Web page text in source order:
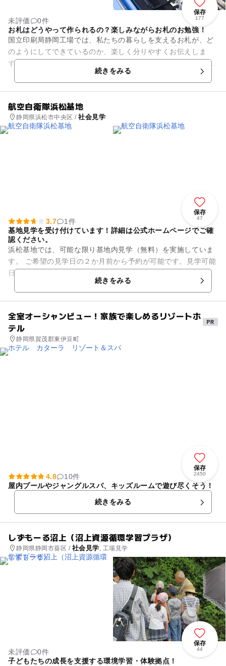
保存
177
未評価
0件
お札はどうやって作られるの？楽しみながらお札のお勉強！
国立印刷局静岡工場では、私たちの暮らしを支えるお札が、ど
のようにしてできているのか、楽しく分りやすくお伝えしま
す。 工場見学では、お札を印刷する現場をガラス窓越しに見学
することができます。また...続きをみる
航空自衛隊浜松基地
静岡県浜松市中央区 /社会見学
保存
47
3.7
1件
基地見学を受け付けています！詳細は公式ホームページでご確
認ください。
浜松基地では、可能な限り基地内見学（無料）を実施していま
す。 ご希望の見学日の２か月前から予約が可能です。見学可能
日や予約方法等については、航空自衛隊浜松基地のホームペー
続きをみる
全室オーシャンビュー！家族で楽しめるリゾートホ
テル
静岡県賀茂郡東伊豆町
保存
2450
4.8
10件
屋内プールやジャングルスパ、キッズルームで遊び尽くそう！
続きをみる
しずもーる沼上（沼上資源循環学習プラザ）
静岡県静岡市葵区 / 社会見学, 工場見学
保存
44
未評価
0件
子どもたちの成長を支援する環境学習・体験拠点！